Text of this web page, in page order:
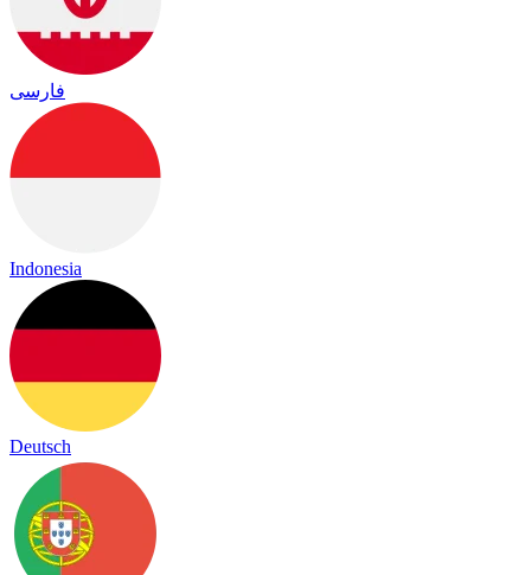
فارسی
Indonesia
Deutsch